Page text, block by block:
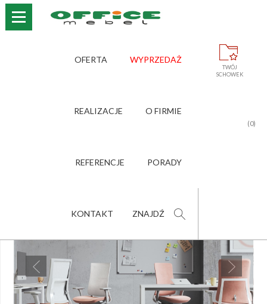
OFERTA WYPRZEDAŻ
REALIZACJE O FIRMIE
REFERENCJE PORADY
KONTAKT ZNAJDŹ
TWÓJ
SCHOWEK
(0)
FOTELE GABINETOWE › VIOLLE